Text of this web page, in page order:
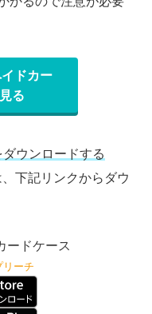
ドカー
る
ウンロードする
下記リンクからダウ
ードケース
リーチ